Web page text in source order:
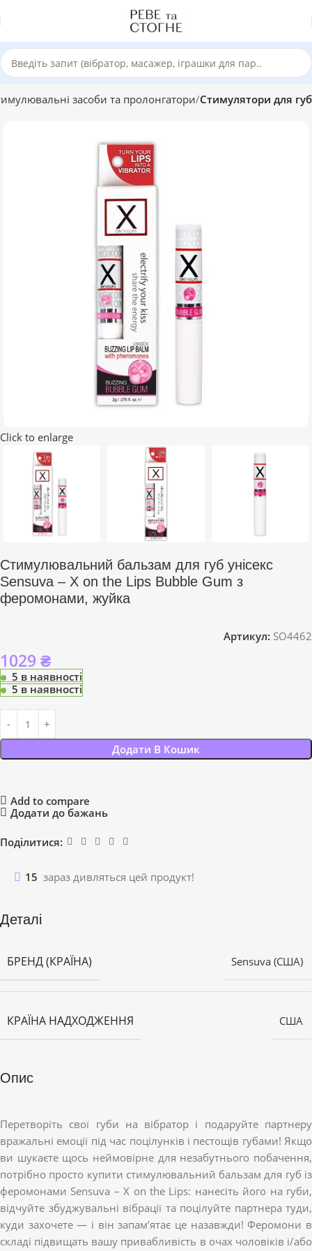
засоби та пролонгатори Стимулятори для губ
Click to enlarge
Стимулювальний бальзам для губ унісекс
Sensuva – X on the Lips Bubble Gum з
феромонами, жуйка
Артикул: SO4462
1029 ₴
5 в наявності
5 в наявності
Додати В Кошик
Add to compare
Додати до бажань
Поділитися:
15 зараз дивляться цей продукт!
Деталі
БРЕНД (КРАЇНА) Sensuva (США)
КРАЇНА НАДХОДЖЕННЯ США
Опис
Перетворіть свої губи на вібратор і подаруйте партнеру
вражальні емоції під час поцілунків і пестощів губами! Якщо
ви шукаєте щось неймовірне для незабутнього побачення,
потрібно просто купити стимулювальний бальзам для губ із
феромонами Sensuva – X on the Lips: нанесіть його на губи,
відчуйте збуджувальні вібрації та поцілуйте партнера туди,
куди захочете — і він запам’ятає це назавжди! Феромони в
складі підвищать вашу привабливість в очах чоловіків і/або